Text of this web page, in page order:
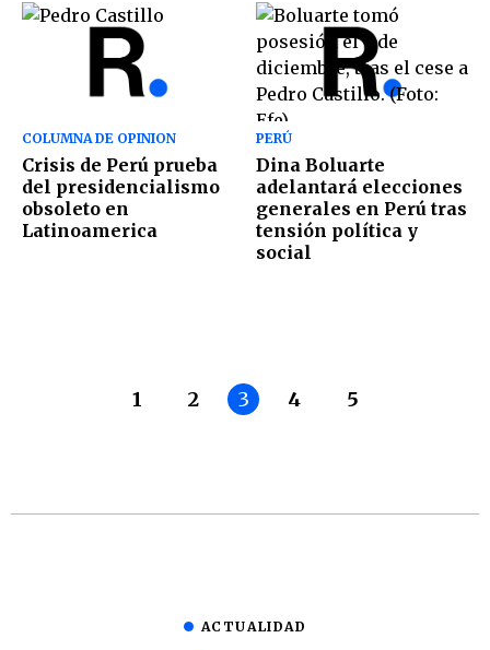
COLUMNA DE OPINION
Crisis de Perú prueba
del presidencialismo
obsoleto en
Latinoamerica
PERÚ
Dina Boluarte
adelantará elecciones
generales en Perú tras
tensión política y
social
1 2 3 4 5
ACTUALIDAD